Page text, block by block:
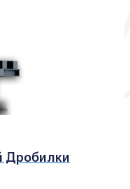
Дробилки